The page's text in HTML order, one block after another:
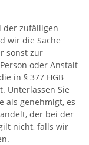
der zufälligen
wir die Sache
sonst zur
oder Anstalt
in § 377 HGB
Unterlassen Sie
als genehmigt, es
der bei der
nicht, falls wir